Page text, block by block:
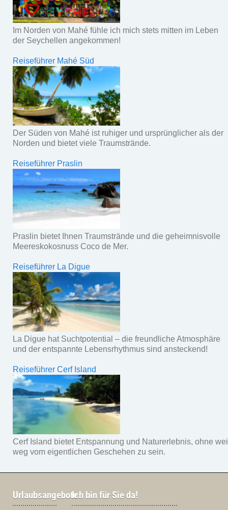
Im Norden von Mahé fühle ich mich stets mitten im Leben
der Seychellen angekommen!
Reiseführer Mahé Süd
Der Süden von Mahé ist ruhiger und ursprünglicher als der
Norden und bietet viele Traumstrände.
Reiseführer Praslin
Praslin bietet Ihnen Traumstrände und die geheimnisvolle
Meereskokosnuss Coco de Mer.
Reiseführer La Digue
La Digue hat Suchtpotential – die freundliche Atmosphäre
und der entspannte Lebensrhythmus sind ansteckend!
Reiseführer Cerf Island
Cerf Island bietet Entspannung und Naturerlebnis, ohne
weg vom eigentlichen Geschehen zu sein.
UrlaubsangeboteIch bin für Sie da!